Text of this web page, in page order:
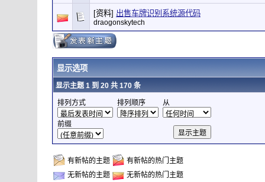
[资料] 出售车牌识别系统源代码
draogonskytech
显示选项
显示主题 1 到 20 共 170 条
排列方式 排列顺序 从
前缀
有新帖的主题
有新帖的热门主题
无新帖的主题
无新帖的热门主题